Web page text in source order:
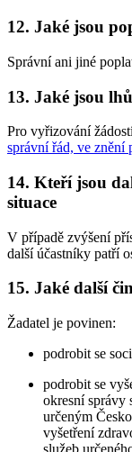
12. Jaké jsou
Správní ani jiné
13. Jaké jsou
Pro vyřizování
správní řád, ve znění
14. Kteří jsou
situace
V případě zvýšení
další účastníky patří
15. Jaké další
Žadatel je povinen:
podrobit se
podrobit se
okresní správy
určeným
vyšetření